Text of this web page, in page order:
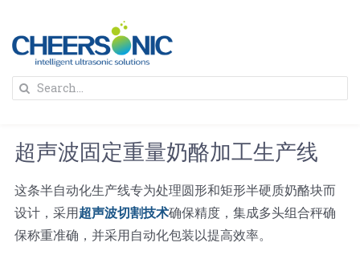
content
解决方案
蛋糕切割机
超声波设备
Search
超声波固定重量奶酪加工生产线
这条半自动化生产线专为处理圆形和矩形半硬质奶酪块而
设计，采用超声波切割技术确保精度，集成多头组合秤确
保称重准确，并采用自动化包装以提高效率。